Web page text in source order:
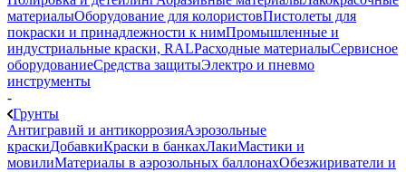
материалыОборудование для колористовПистолеты для
покраски и принадлежности к нимПромышленные и
индустриальные краски, RALРасходные материалыСервисное
оборудованиеСредства защитыЭлектро и пневмо
инструменты
-
Грунты
Антигравий и антикоррозияАэрозольные
краскиДобавкиКраски в банкахЛакиМастики и
мовилиМатериалы в аэрозольных баллонахОбезжириватели и